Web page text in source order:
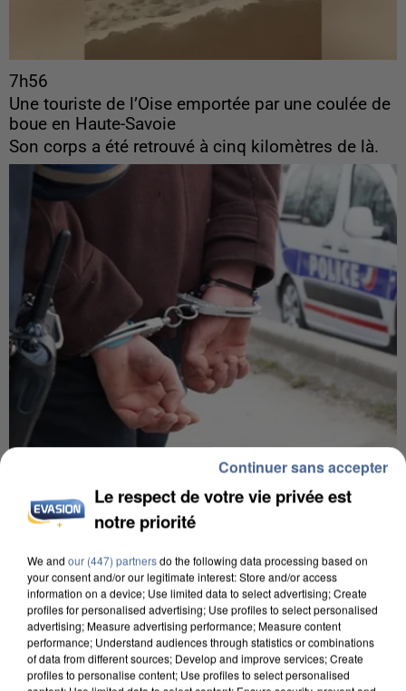
7h56
Une touriste de l’Oise emportée par une coulée de
boue en Haute-Savoie
Son corps a été retrouvé à cinq kilomètres de là.
L’un des fondateurs supposés de la DZ Mafia
interpellé en Algérie
France.
Le respect de votre vie privée est
notre priorité
We and our (447) partnersdo the following data processing based on
your consent and/or our legitimate interest: Store and/or access
information on a device; Use limited data to select advertising; Create
profiles for personalised advertising; Use profiles to select personalised
advertising; Measure advertising performance; Measure content
performance; Understand audiences through statistics or combinations
of data from different sources; Develop and improve services; Create
profiles to personalise content; Use profiles to select personalised
Continuer sans accepter